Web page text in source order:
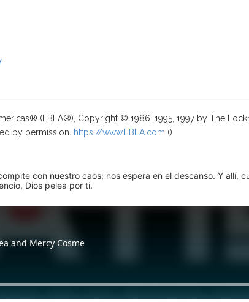
(LBLA®), Copyright © 1986, 1995, 1997 by The
by permission.
https://www.LBLA.com ()
con nuestro caos; nos espera en el descanso. Y allí,
Dios pelea por ti.